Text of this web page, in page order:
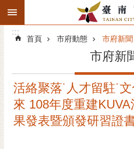
跳到主要內容區塊
搜
階
精彩府城
市府動態
:::
:::
首頁 市府動態 市府新聞
市府新
活絡聚落˙人才留駐˙
來 108年度重建
果發表暨頒發研習證